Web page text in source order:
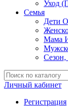
Уход
Семья
Дети
Мама
Сезон,
Личный кабинет
Регистрация